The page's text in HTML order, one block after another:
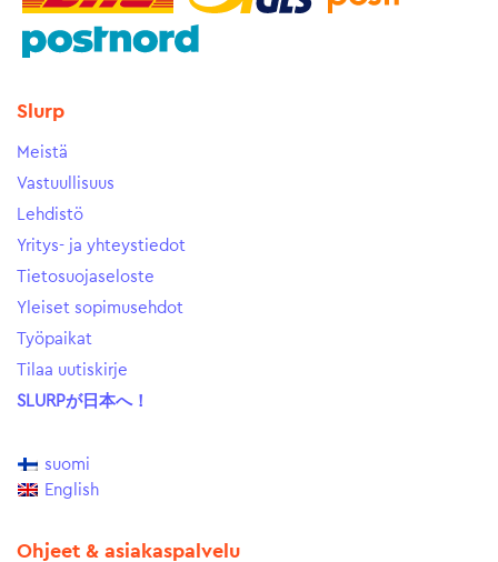
Slurp
Meistä
Vastuullisuus
Lehdistö
Yritys- ja yhteystiedot
Tietosuojaseloste
Yleiset sopimusehdot
Työpaikat
Tilaa uutiskirje
SLURPが日本へ！
suomi
English
Ohjeet & asiakaspalvelu